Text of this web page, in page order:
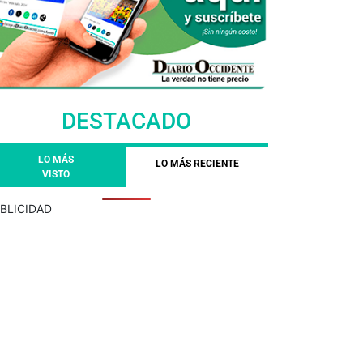
DESTACADO
LO MÁS
VISTO
LO MÁS RECIENTE